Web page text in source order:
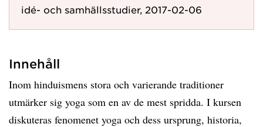
idé- och samhällsstudier, 2017-02-06
Innehåll
Inom hinduismens stora och varierande traditioner
utmärker sig yoga som en av de mest spridda. I kursen
diskuteras fenomenet yoga och dess ursprung, historia,